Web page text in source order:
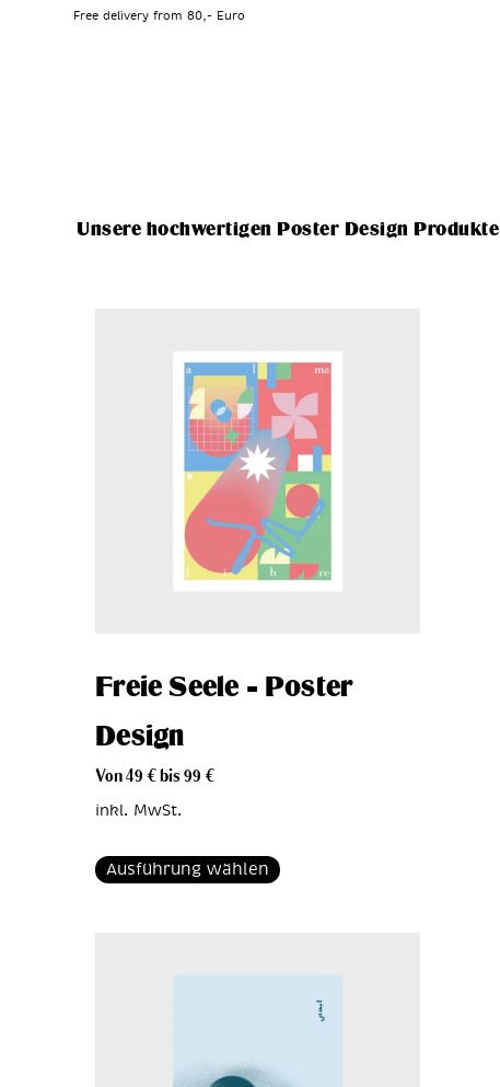
Free delivery from 80,- Euro
Unsere hochwertigen Poster Design Produkte
Freie Seele – Poster
Design
Von49€bis99€
inkl. MwSt.
Ausführung wählen